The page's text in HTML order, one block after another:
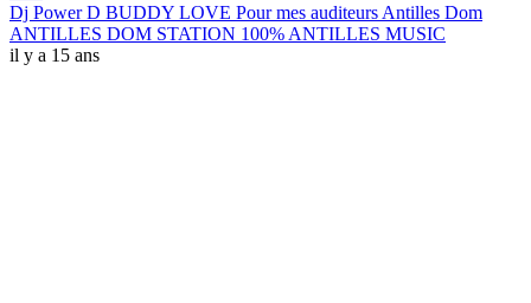
Dj Power D BUDDY LOVE Pour mes auditeurs Antilles Dom
ANTILLES DOM STATION 100% ANTILLES MUSIC
il y a 15 ans